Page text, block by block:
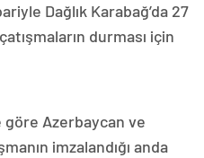
Dağlık Karabağ’da 27
durması için
Azerbaycan ve
imzalandığı anda